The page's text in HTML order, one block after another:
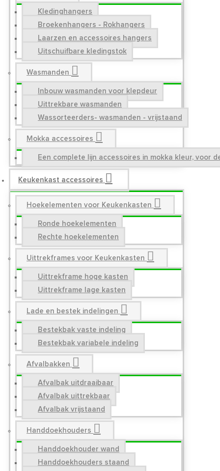
Kledinghangers
Broekenhangers - Rokhangers
Laarzen en accessoires hangers
Uitschuifbare kledingstok
Wasmanden
Inbouw wasmanden voor klepdeur
Uittrekbare wasmanden
Wassorteerders- wasmanden - vrijstaand
Mokka accessoires
Een complete lijn accessoires in mokka kleur, voor
Keukenkast accessoires
Hoekelementen voor Keukenkasten
Ronde hoekelementen
Rechte hoekelementen
Uittrekframes voor Keukenkasten
Uittrekframe hoge kasten
Uittrekframe lage kasten
Lade en bestek indelingen
Bestekbak vaste indeling
Bestekbak variabele indeling
Afvalbakken
Afvalbak uitdraaibaar
Afvalbak uittrekbaar
Afvalbak vrijstaand
Handdoekhouders
Handdoekhouder wand
Handdoekhouders staand